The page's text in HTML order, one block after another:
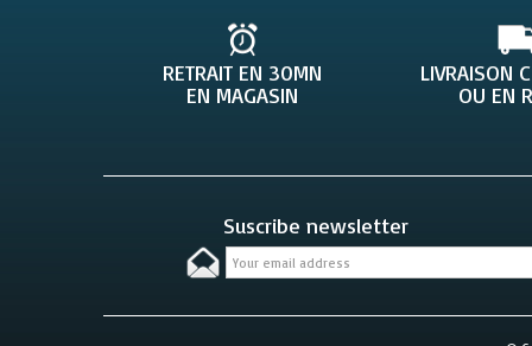
RETRAIT EN 30MN
EN MAGASIN
LIVRAISON
OU EN
Suscribe newsletter